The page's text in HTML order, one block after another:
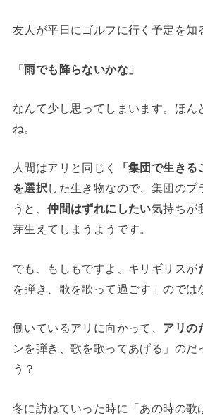
友人が平日にゴルフに行く予定を知
「雨でも降らないかな」
なんて少し思ってしまいます。ほん
ね。
人間はアリと同じく
「集団で生き
を選択した生き物なので、集団の
うと、仲間はずれにしたい気持ちが
芽生えてしまうようです。
でも、もしもですよ、キリギリスが
を弾き、歌を歌って過ごす」のでは
働いているアリに向かって、 アリの
ンを弾き、歌を歌ってあげる」のだ
う？
冬に訪ねていった時に「あの時の歌